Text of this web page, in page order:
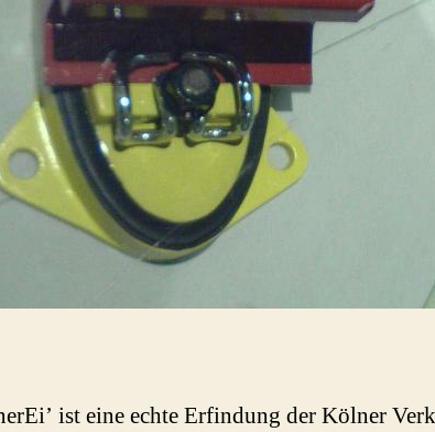
ist eine echte Erfindung der Kölner